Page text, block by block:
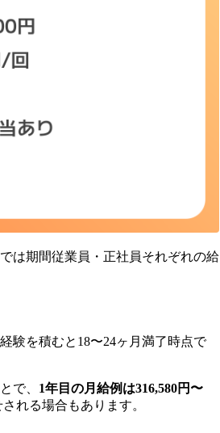
は期間従業員・正社員それぞれの給
験を積むと18〜24ヶ月満了時点で
で、 1年目の月給例は316,580円〜
れる場合もあります。